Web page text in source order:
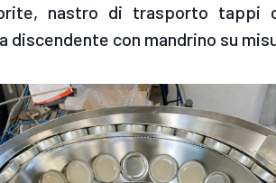
nastro di trasporto tappi
discendente con mandrino su